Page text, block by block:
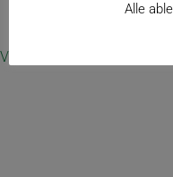
Vertrag widerrufen
Alle